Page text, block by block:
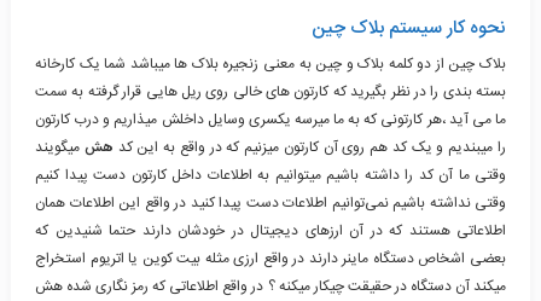
نحوه کار سیستم بلاک چین
بلاک چین از دو کلمه بلاک و چین به معنی زنجیره بلاک ها میباشد شما یک کارخانه
بسته بندی را در نظر بگیرید که کارتون های خالی روی ریل هایی قرار گرفته به سمت
ما می آید ،هر کارتونی که به ما میرسه یکسری وسایل داخلش میذاریم و درب کارتون
را میبندیم و یک کد هم روی آن کارتون میزنیم که در واقع به این کد هش میگویند
وقتی ما آن کد را داشته باشیم میتوانیم به اطلاعات داخل کارتون دست پیدا کنیم
وقتی نداشته باشیم نمی‌توانیم اطلاعات دست پیدا کنید در واقع این اطلاعات همان
اطلاعاتی هستند که در آن ارزهای دیجیتال در خودشان دارند حتما شنیدین که
بعضی اشخاص دستگاه ماینر دارند در واقع ارزی مثله بیت کوین یا اتریوم استخراج
میکند آن دستگاه در حقیقت چیکار میکنه ؟ در واقع اطلاعاتی که رمز نگاری شده هش